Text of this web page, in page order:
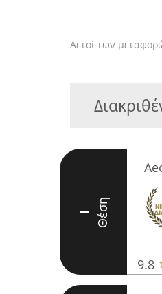
Αετοί των
I Θέση
9.8